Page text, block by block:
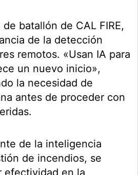
batallón de CAL FIRE,
de la detección
remotos. «Usan IA para
un nuevo inicio»,
la necesidad de
antes de proceder con
de la inteligencia
de incendios, se
efectividad en la